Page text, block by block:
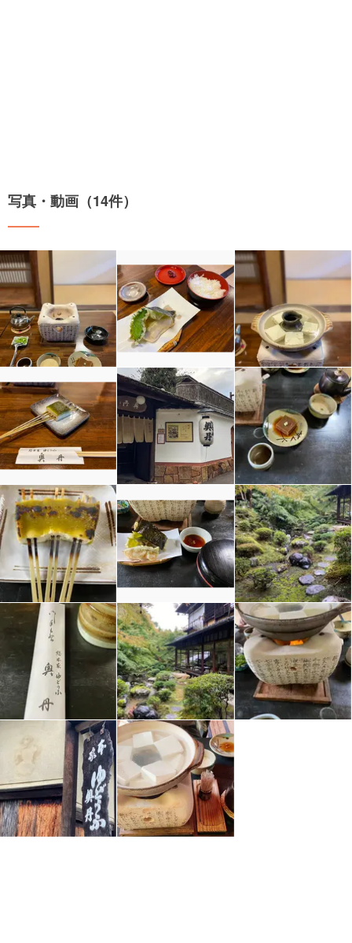
写真・動画（14件）